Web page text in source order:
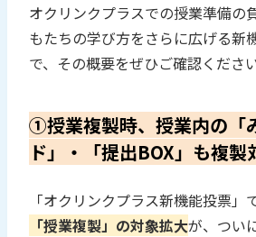
オクリンクプラスでの授業準備の
もたちの学び方をさらに広げる新
で、その概要をぜひご確認ください
①授業複製時、授業内の「
ド」・「提出BOX」も複製
「オクリンクプラス新機能投票」
「授業複製」の対象拡大が、つい